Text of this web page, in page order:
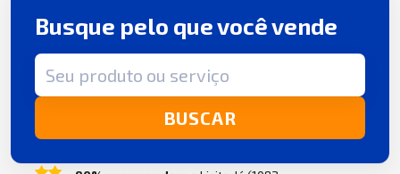
Busque pelo que você vende
Termo de busca
BUSCAR